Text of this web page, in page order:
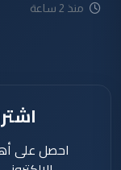
منذ 2 ساعة
احصل على